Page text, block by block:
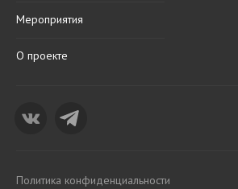
Мероприятия
О проекте
Политика конфиденциальности